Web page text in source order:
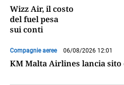
Wizz Air, il costo
del fuel pesa
sui conti
Compagnie aeree 06/08/2026 12:01
KM Malta Airlines lancia